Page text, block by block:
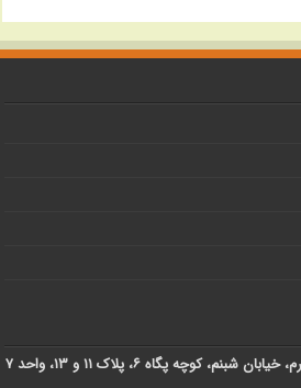
کوچه پگاه ۶، پلاک ۱۱ و ۱۳، واحد ۷